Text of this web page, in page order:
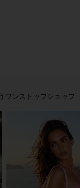
ワンストップショップ